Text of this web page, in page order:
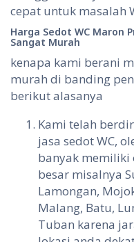
cepat untuk masalah
Harga Sedot WC Maron
Sangat Murah
kenapa kami berani
murah di banding
berikut alasanya
Kami telah
jasa sedot WC,
banyak memiliki
besar misalnya
Lamongan,
Malang, Batu,
Tuban karena